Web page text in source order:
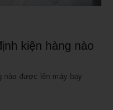
kiện hàng nào
nào được lên máy bay